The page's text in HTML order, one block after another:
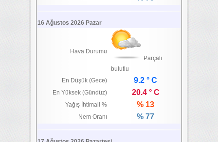
16 Ağustos 2026 Pazar
Hava Durumu
Parçalı
bulutlu
En Düşük (Gece)
9.2 ° C
En Yüksek (Gündüz) 20.4 ° C
Yağış İhtimali % % 13
Nem Oranı % 77